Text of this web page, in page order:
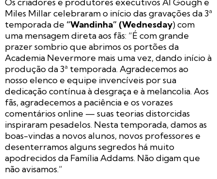
Miles Millar celebraram o início das gravações da 3ª
temporada de “Wandinha” (Wednesday) com
uma mensagem direta aos fãs: “É com grande
prazer sombrio que abrimos os portões da
Academia Nevermore mais uma vez, dando início à
produção da 3ª temporada. Agradecemos ao
nosso elenco e equipe invencíveis por sua
dedicação contínua à desgraça e à melancolia. Aos
fãs, agradecemos a paciência e os vorazes
comentários online — suas teorias distorcidas
inspiraram pesadelos. Nesta temporada, damos as
boas-vindas a novos alunos, novos professores e
desenterramos alguns segredos há muito
apodrecidos da Família Addams. Não digam que
não avisamos.”